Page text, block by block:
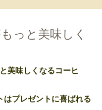
っと美味しく
美味しくなるコーヒ
はプレゼントに喜ばれる